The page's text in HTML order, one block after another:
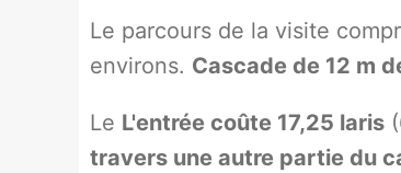
Le parcours de la visite
environs. Cascade de 12 m
Le L'entrée coûte 17,25 laris
travers une autre partie du